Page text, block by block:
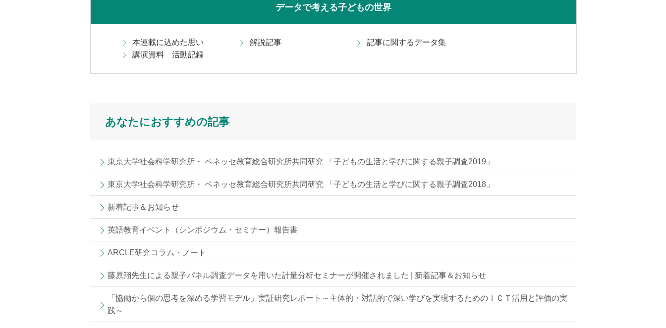
データで考える子どもの世界
本連載に込めた思い 解説記事
記事に関するデータ集
講演資料 活動記録
あなたにおすすめの記事
東京大学社会科学研究所・ ベネッセ教育総合研究所共同研究 「子どもの生活と学びに関する親子調査2019」
東京大学社会科学研究所・ ベネッセ教育総合研究所共同研究 「子どもの生活と学びに関する親子調査2018」
新着記事＆お知らせ
英語教育イベント（シンポジウム・セミナー）報告書
ARCLE研究コラム・ノート
藤原翔先生による親子パネル調査データを用いた計量分析セミナーが開催されました | 新着記事＆お知らせ
「協働から個の思考を深める学習モデル」実証研究レポート～主体的・対話的で深い学びを実現するためのＩＣＴ活用と評価の実
践～